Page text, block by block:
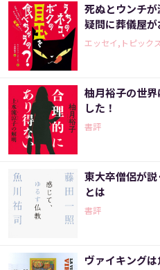
死ぬとウンチ
疑問に葬儀屋が
エッセイ,トピック
柚月裕子の世
した！
書評
東大卒僧侶が
とは
書評
ヴァイキング